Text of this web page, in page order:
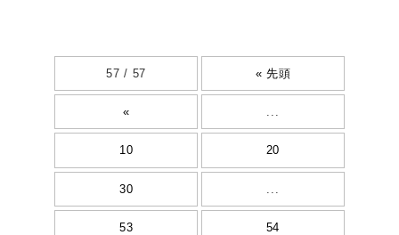
57 / 57 « 先頭
« ...
10 20
30
53 54